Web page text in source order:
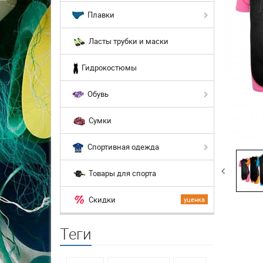
Плавки
Ласты трубки и маски
Гидрокостюмы
Обувь
Сумки
Спортивная одежда
Товары для спорта
уценка
Скидки
Теги